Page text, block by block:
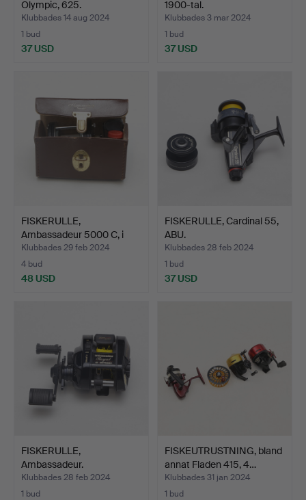
Olympic, 625.
Klubbades 14 aug 2024
1 bud
37 USD
1900-tal.
Klubbades 3 mar 2024
1 bud
37 USD
FISKERULLE,
Ambassadeur 5000 C, i
fodral.
Klubbades 29 feb 2024
4 bud
48 USD
FISKERULLE, Cardinal 55,
ABU.
Klubbades 28 feb 2024
1 bud
37 USD
FISKERULLE,
Ambassadeur.
Klubbades 28 feb 2024
1 bud
FISKEUTRUSTNING, bland
annat Fladen 415, 4…
Klubbades 31 jan 2024
1 bud